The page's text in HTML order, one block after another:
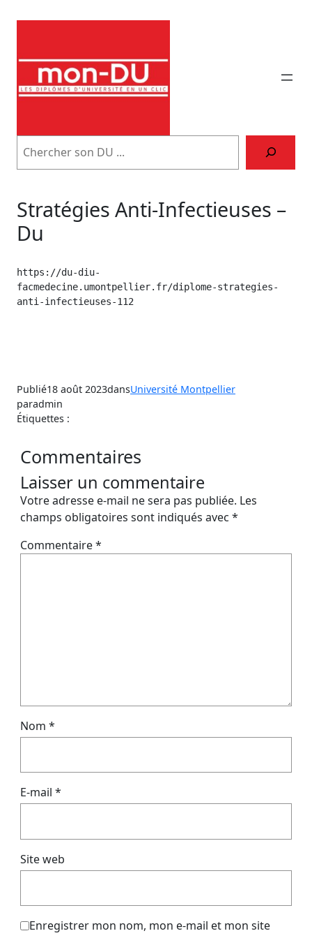
son
Stratégies Anti-Infectieuses –
Du
https://du-diu-
facmedecine.umontpellier.fr/diplome-strategies-
anti-infectieuses-112
Publié18 août 2023dansUniversité Montpellier
paradmin
Étiquettes :
Commentaires
Laisser un commentaire
Votre adresse e-mail ne sera pas publiée. Les
champs obligatoires sont indiqués avec *
Commentaire*
Nom *
E-mail *
Site web
Enregistrer mon nom, mon e-mail et mon site